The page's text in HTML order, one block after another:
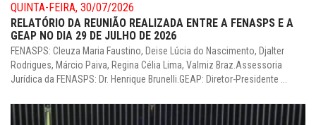
QUINTA-FEIRA, 30/07/2026
RELATÓRIO DA REUNIÃO REALIZADA ENTRE A FENASPS E A
GEAP NO DIA 29 DE JULHO DE 2026
FENASPS: Cleuza Maria Faustino, Deise Lúcia do Nascimento, Djalter
Rodrigues, Márcio Paiva, Regina Célia Lima, Valmiz Braz.Assessoria
Jurídica da FENASPS: Dr. Henrique Brunelli.GEAP: Diretor-Presidente ...